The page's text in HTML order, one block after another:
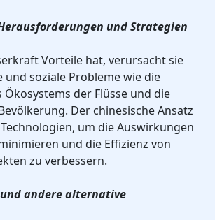
und Strategien
Vorteile hat, verursacht sie
und soziale Probleme wie die
der Flüsse und die
Der chinesische Ansatz
um die Auswirkungen
und die Effizienz von
zu verbessern.
andere alternative